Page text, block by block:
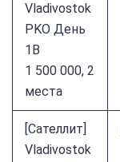
Vladivostok
PKO День
1B
1 500 000, 2
места
[Сателлит]
Vladivostok